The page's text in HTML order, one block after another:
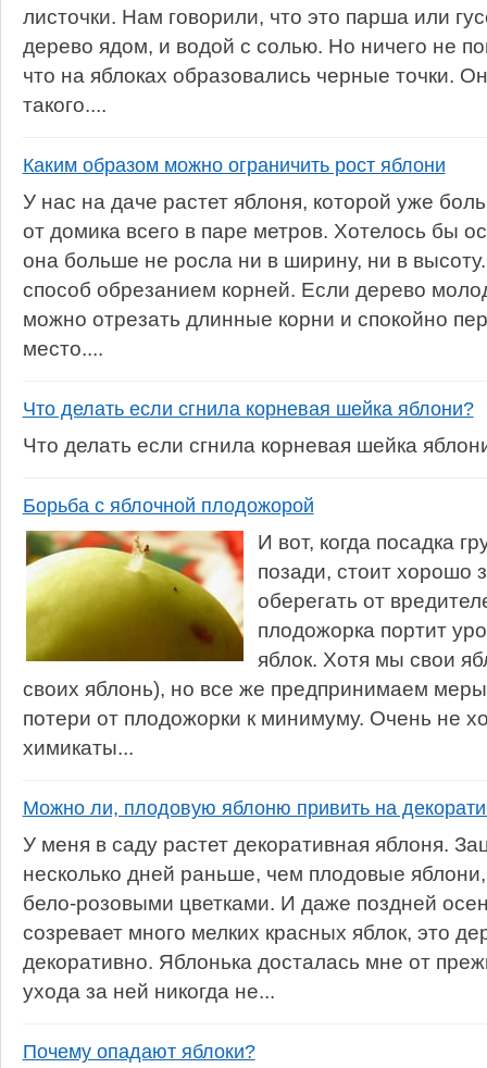
листочки. Нам говорили, что это парша или
дерево ядом, и водой с солью. Но ничего не
что на яблоках образовались черные точки.
такого....
Каким образом можно ограничить рост яблони
У нас на даче растет яблоня, которой уже
от домика всего в паре метров. Хотелось бы
она больше не росла ни в ширину, ни в
способ обрезанием корней. Если дерево
можно отрезать длинные корни и спокойно
место....
Что делать если сгнила корневая шейка яблони?
Что делать если сгнила корневая шейка
Борьба с яблочной плодожорой
И вот, когда посадка
позади, стоит хорошо
оберегать от
плодожорка портит
яблок. Хотя мы свои
своих яблонь), но все же предпринимаем
потери от плодожорки к минимуму. Очень не
химикаты...
Можно ли, плодовую яблоню привить на
У меня в саду растет декоративная яблоня.
несколько дней раньше, чем плодовые
бело-розовыми цветками. И даже поздней
созревает много мелких красных яблок, это
декоративно. Яблонька досталась мне от
ухода за ней никогда не...
Почему опадают яблоки?